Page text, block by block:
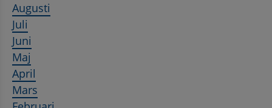
Augusti
Juli
Juni
Maj
April
Mars